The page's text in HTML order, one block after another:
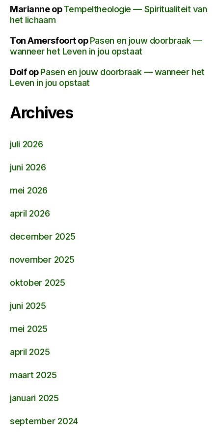
MarianneopTempeltheologie — Spiritualiteit van
het lichaam
Ton AmersfoortopPasen en jouw doorbraak —
wanneer het Leven in jou opstaat
DolfopPasen en jouw doorbraak — wanneer het
Leven in jou opstaat
Archives
juli 2026
juni 2026
mei 2026
april 2026
december 2025
november 2025
oktober 2025
juni 2025
mei 2025
april 2025
maart 2025
januari 2025
september 2024